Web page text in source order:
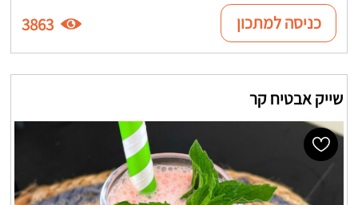
כניסה למתכון 3863
שייק אבטיח קר